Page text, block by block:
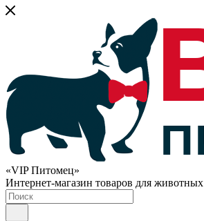
«VIP Питомец»
Интернет-магазин товаров для животных